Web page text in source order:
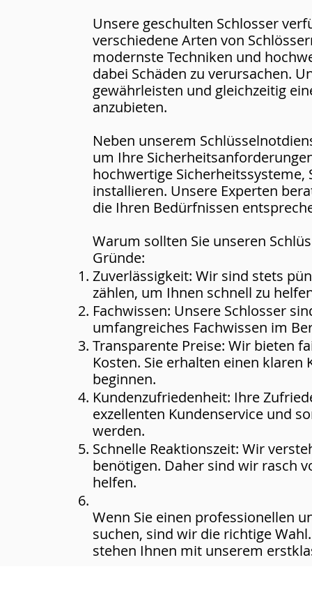
Unsere geschulten Schlosser
verschiedene Arten von
modernste Techniken und
dabei Schäden zu verursachen.
gewährleisten und gleichzeitig
anzubieten.
Neben unserem
um Ihre
hochwertige Sicherheitssysteme,
installieren. Unsere Experten
die Ihren Bedürfnissen
Warum sollten Sie unseren
Gründe:
Zuverlässigkeit: Wir sind stets
zählen, um Ihnen schnell zu
Fachwissen: Unsere Schlosser
umfangreiches Fachwissen im
Transparente Preise: Wir bieten
Kosten. Sie erhalten einen
beginnen.
Kundenzufriedenheit: Ihre
exzellenten Kundenservice und
werden.
Schnelle Reaktionszeit: Wir
benötigen. Daher sind wir rasch
helfen.
Wenn Sie einen professionellen
suchen, sind wir die richtige
stehen Ihnen mit unserem